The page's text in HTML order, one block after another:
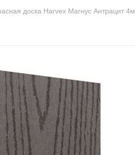
доска Harvex Магнус Антрацит 4м